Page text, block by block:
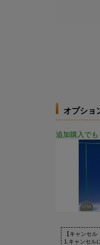
オプショ
追加購入でも
【キャンセル
1.キャンセル